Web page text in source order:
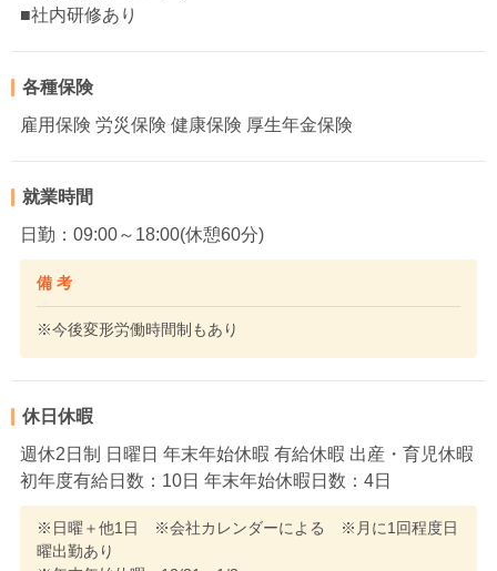
■社内研修あり
各種保険
雇用保険 労災保険 健康保険 厚生年金保険
就業時間
日勤：09:00～18:00(休憩60分)
備 考
※今後変形労働時間制もあり
休日休暇
週休2日制 日曜日 年末年始休暇 有給休暇 出産・育児休暇
初年度有給日数：10日 年末年始休暇日数：4日
※日曜＋他1日 ※会社カレンダーによる ※月に1回程度日
曜出勤あり